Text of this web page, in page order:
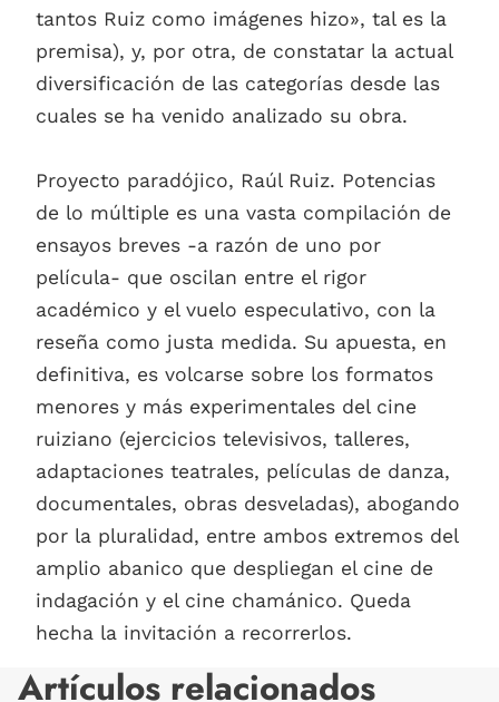
tantos Ruiz como imágenes hizo», tal es la
premisa), y, por otra, de constatar la actual
diversificación de las categorías desde las
cuales se ha venido analizado su obra.
Proyecto paradójico, Raúl Ruiz. Potencias
de lo múltiple es una vasta compilación de
ensayos breves -a razón de uno por
película- que oscilan entre el rigor
académico y el vuelo especulativo, con la
reseña como justa medida. Su apuesta, en
definitiva, es volcarse sobre los formatos
menores y más experimentales del cine
ruiziano (ejercicios televisivos, talleres,
adaptaciones teatrales, películas de danza,
documentales, obras desveladas), abogando
por la pluralidad, entre ambos extremos del
amplio abanico que despliegan el cine de
indagación y el cine chamánico. Queda
hecha la invitación a recorrerlos.
Artículos relacionados